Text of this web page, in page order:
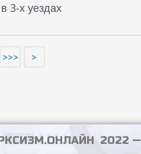
3-х уездах
>>> >
2022 —